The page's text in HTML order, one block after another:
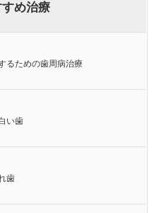
め治療
るための歯周病治療
い歯
歯